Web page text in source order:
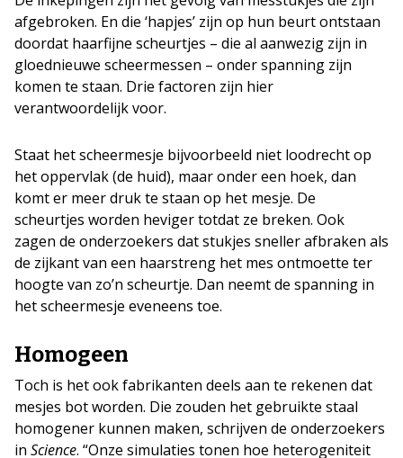
afgebroken. En die ‘hapjes’ zijn op hun beurt ontstaan
doordat haarfijne scheurtjes – die al aanwezig zijn in
gloednieuwe scheermessen – onder spanning zijn
komen te staan. Drie factoren zijn hier
verantwoordelijk voor.
Staat het scheermesje bijvoorbeeld niet loodrecht op
het oppervlak (de huid), maar onder een hoek, dan
komt er meer druk te staan op het mesje. De
scheurtjes worden heviger totdat ze breken. Ook
zagen de onderzoekers dat stukjes sneller afbraken als
de zijkant van een haarstreng het mes ontmoette ter
hoogte van zo’n scheurtje. Dan neemt de spanning in
het scheermesje eveneens toe.
Homogeen
Toch is het ook fabrikanten deels aan te rekenen dat
mesjes bot worden. Die zouden het gebruikte staal
homogener kunnen maken, schrijven de onderzoekers
in Science. “Onze simulaties tonen hoe heterogeniteit